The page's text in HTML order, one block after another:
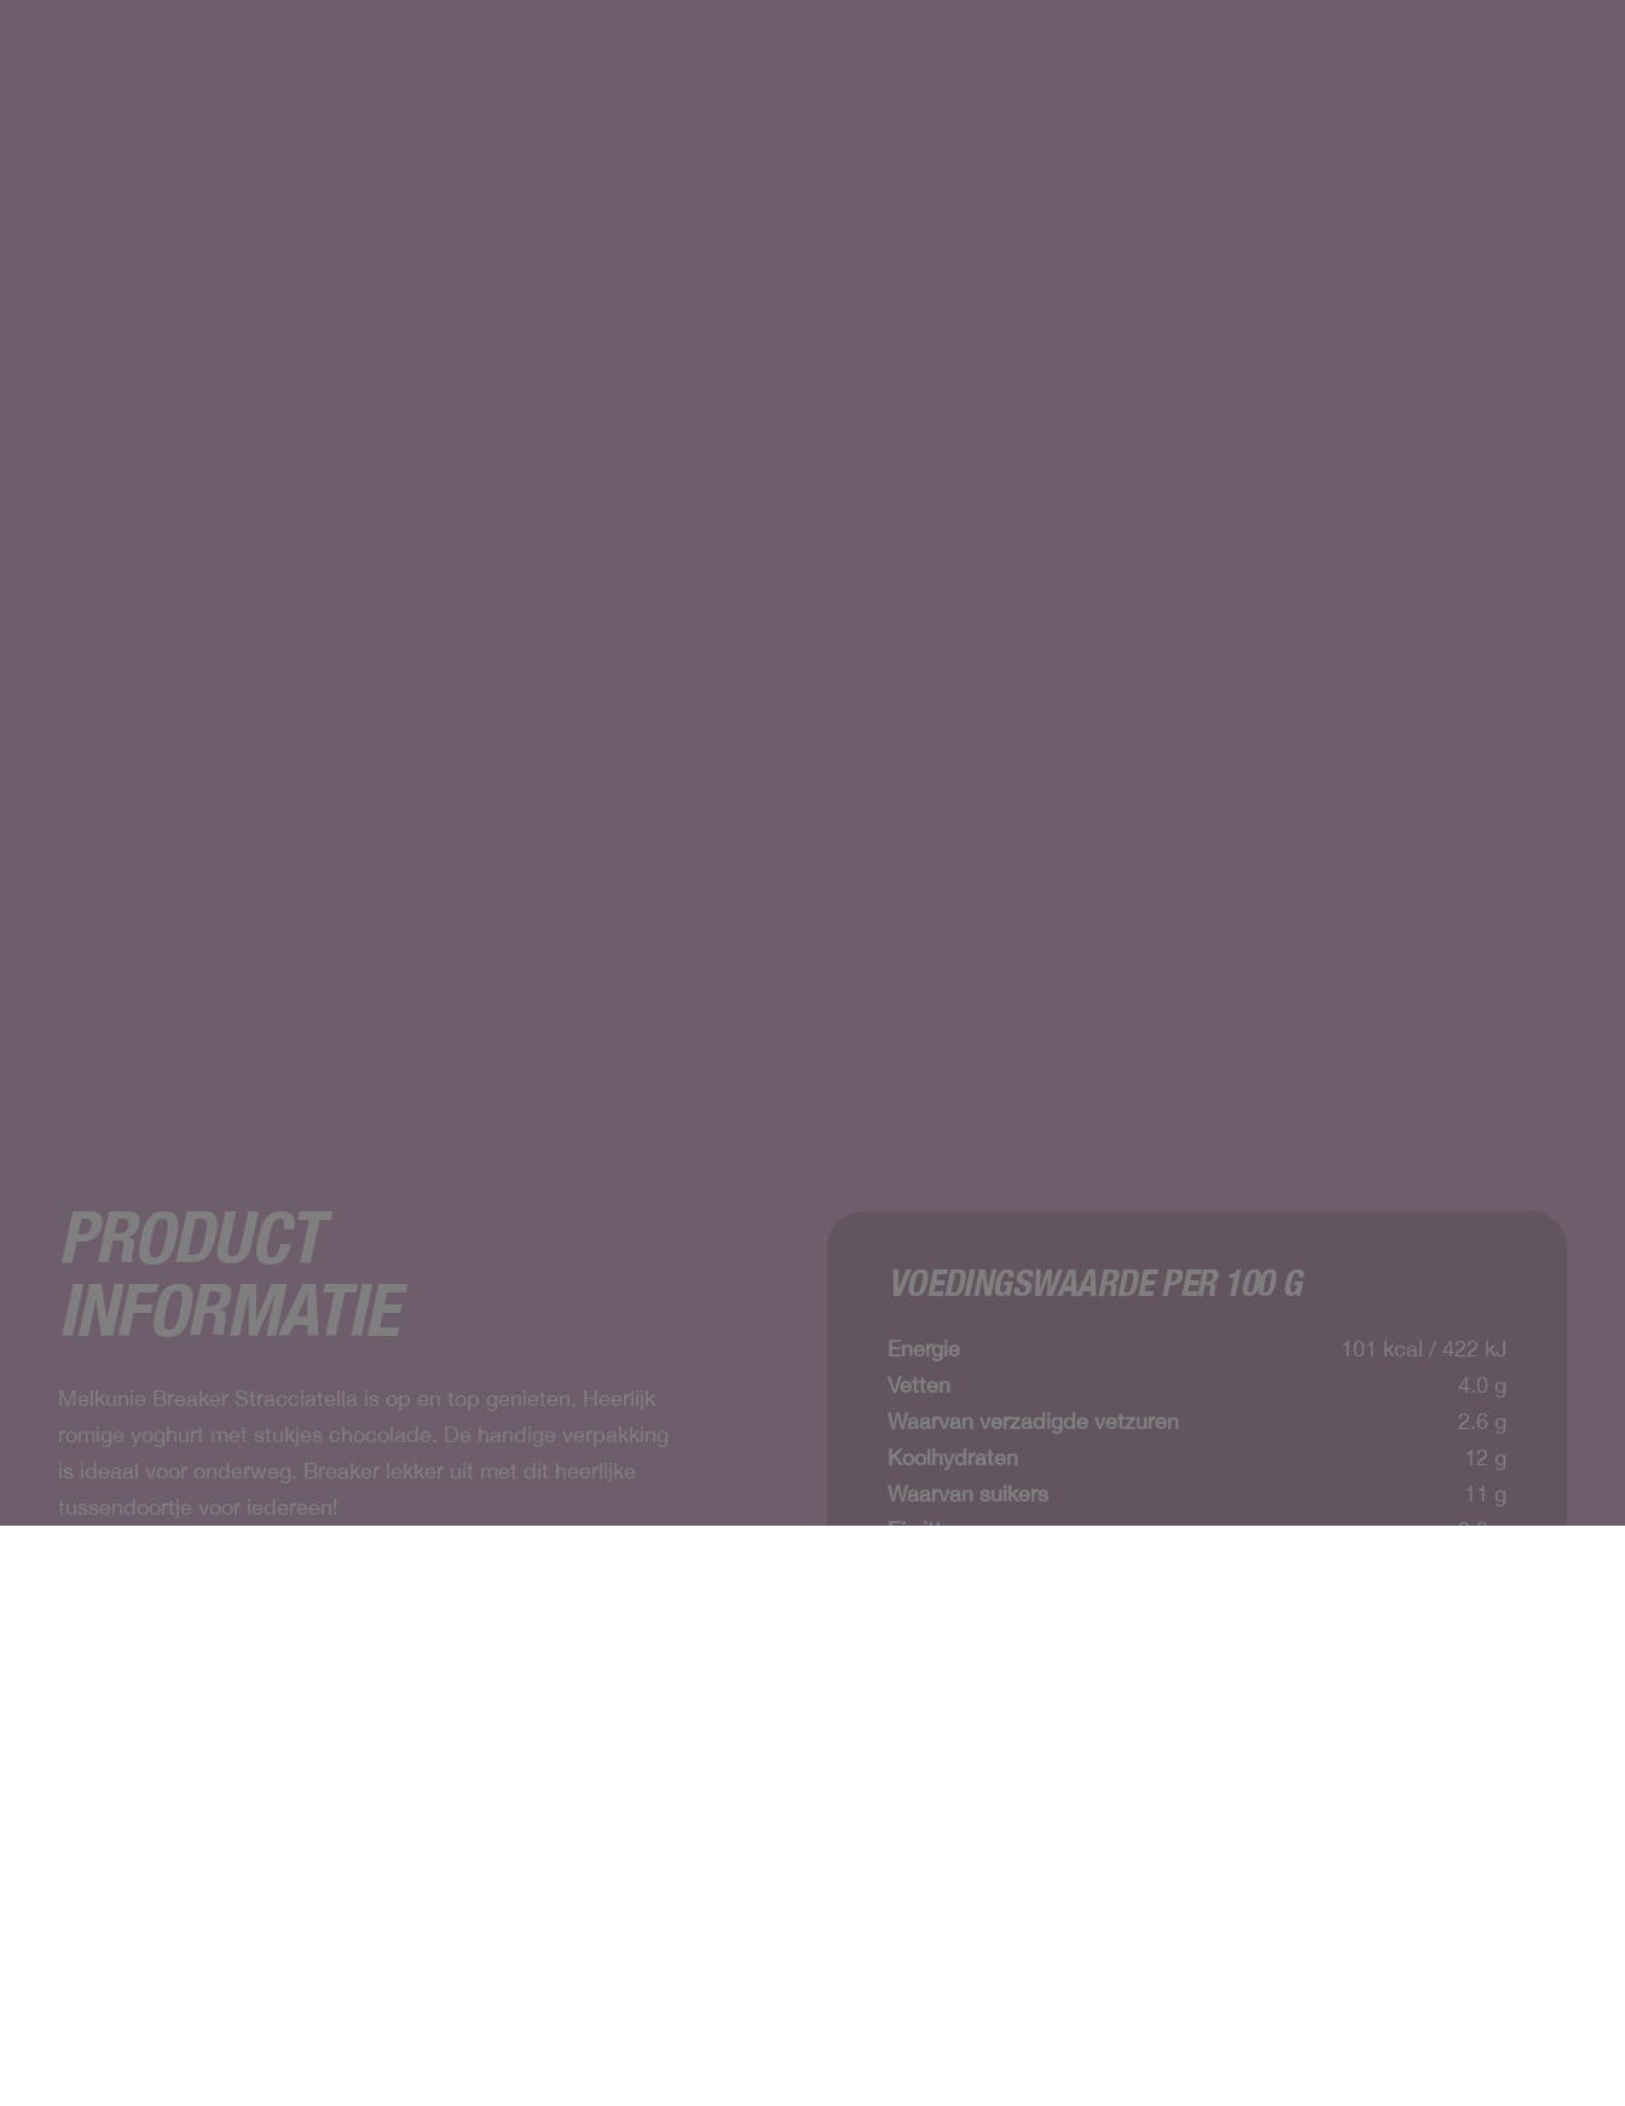
PRODUCT
INFORMATIE
Melkunie Breaker Stracciatella is op en top genieten. Heerlijk
romige yoghurt met stukjes chocolade. De handige verpakking
is ideaal voor onderweg. Breaker lekker uit met dit heerlijke
tussendoortje voor iedereen!
VOEDINGSWAARDE PER 100 G
Energie
101 kcal / 422 kJ
Vetten
4.0 g
Waarvan verzadigde vetzuren
2.6 g
Koolhydraten
12 g
Waarvan suikers
11 g
Eiwitten
3.2 g